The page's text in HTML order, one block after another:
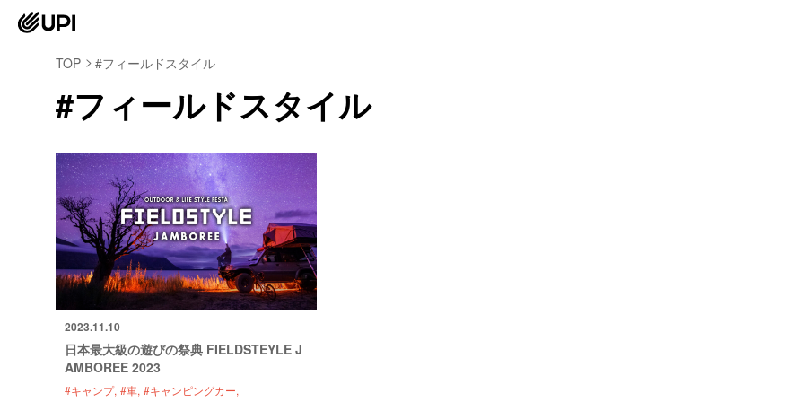
TOP #フィールドスタイル
#フィールドスタイル
2023.11.10
日本最大級の遊びの祭典 FIELDSTEYLE J
AMBOREE 2023
#キャンプ #車 #キャンピングカー